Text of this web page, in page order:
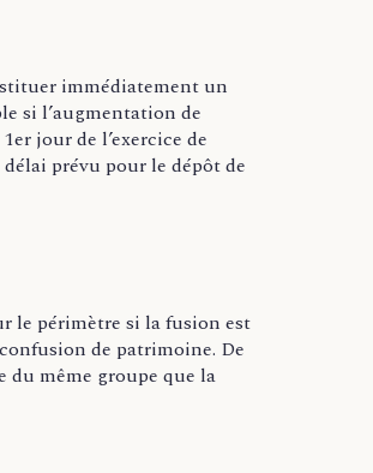
immédiatement un
si l’augmentation de
jour de l’exercice de
prévu pour le dépôt de
le périmètre si la fusion est
de patrimoine. De
du même groupe que la